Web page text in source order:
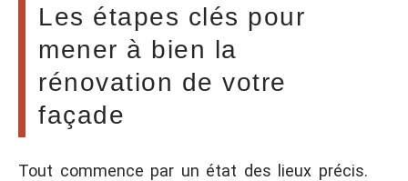
Les étapes clés pour
mener à bien la
rénovation de votre
façade
Tout commence par un état des lieux précis.